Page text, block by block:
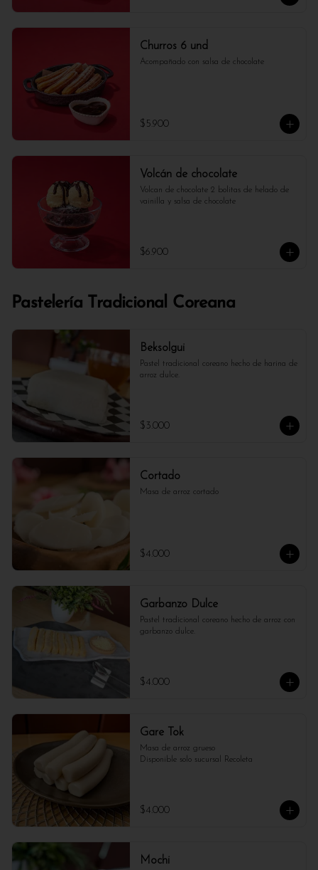
Churros 6 und
Acompañado con salsa de chocolate
$5.900
Volcán de chocolate
Volcan de chocolate 2 bolitas de helado de
vainilla y salsa de chocolate
$6.900
Pastelería Tradicional Coreana
Beksolgui
Pastel tradicional coreano hecho de harina de
arroz dulce.
$3.000
Cortado
Masa de arroz cortado
$4.000
Garbanzo Dulce
Pastel tradicional coreano hecho de arroz con
garbanzo dulce.
$4.000
Gare Tok
Masa de arroz grueso
Disponible solo sucursal Recoleta
$4.000
Mochi